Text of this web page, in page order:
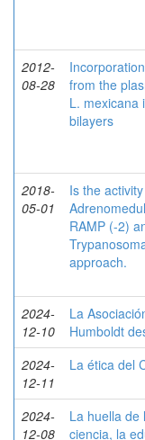
2012-
08-28
from the
L. mexicana
bilayers
2018-
05-01
Is the
RAMP (-2)
approach.
2024-
12-10
La
Humboldt
2024-
12-11
La ética del
2024-
12-08
La huella de
ciencia, la